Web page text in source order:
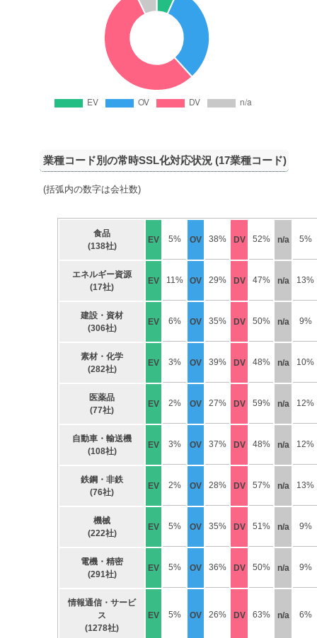
業種コード別の常時SSL化対応状況 (17業種コード)
(括弧内の数字は会社数)
食品
(138社)
EV 5% OV 38% DV 52% n/a 5%
エネルギー資源
(17社)
EV 11% OV 29% DV 47% n/a 13%
建設・資材
(306社)
EV 6% OV 35% DV 50% n/a 9%
素材・化学
(282社)
EV 3% OV 39% DV 48% n/a 10%
医薬品
(77社)
EV 2% OV 27% DV 59% n/a 12%
自動車・輸送機
(108社)
EV 3% OV 37% DV 48% n/a 12%
鉄鋼・非鉄
(76社)
EV 2% OV 28% DV 57% n/a 13%
機械
(222社)
EV 5% OV 35% DV 51% n/a 9%
電機・精密
(291社)
EV 5% OV 36% DV 50% n/a 9%
情報通信・サービ
ス
(1278社)
EV 5% OV 26% DV 63% n/a 6%